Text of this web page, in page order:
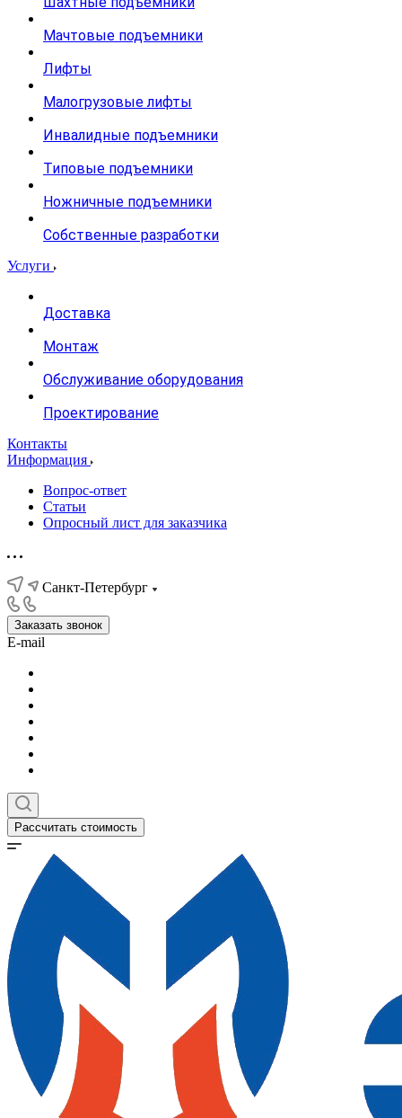
Мачтовые подъемники
Лифты
Малогрузовые лифты
Инвалидные подъемники
Типовые подъемники
Ножничные подъемники
Собственные разработки
Услуги
Доставка
Монтаж
Обслуживание оборудования
Проектирование
Контакты
Информация
Вопрос-ответ
Статьи
Опросный лист для заказчика
Санкт-Петербург
Заказать звонок
E-mail
Рассчитать стоимость